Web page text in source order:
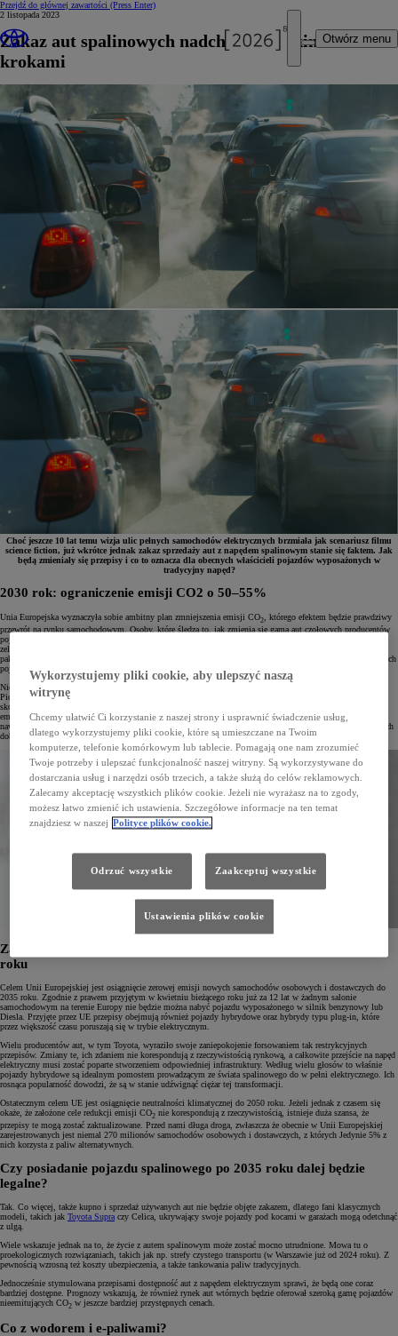
Przejdź do głównej zawartości (Press Enter)
Otwórz menu
2 listopada 2023
Zakaz aut spalinowych nadchodzi wielkimi
krokami
Choć jeszcze 10 lat temu wizja ulic pełnych samochodów elektrycznych brzmiała jak scenariusz filmu
science fiction, już wkrótce jednak zakaz sprzedaży aut z napędem spalinowym stanie się faktem. Jak
będą zmieniały się przepisy i co to oznacza dla obecnych właścicieli pojazdów wyposażonych w
tradycyjny napęd?
2030 rok: ograniczenie emisji CO2 o 50–55%
Unia Europejska wyznaczyła sobie ambitny plan zmniejszenia emisji CO2
, którego efektem będzie prawdziwy
przewrót na rynku samochodowym. Osoby, które śledzą to, jak zmienia się gama aut czołowych producentów
pojazdów, wiedzą, że świadkami tej rewolucji jesteśmy od dobrych kilku lat. Dziś nikogo już nie dziwi
zelektryfikowana gama pojazdów oferująca elektryczną alternatywę zarówno w segmencie aut miejskich, jak i
pakownych SUV-ów. Hybrydy na dobre opanowały rynek, wyprzedzając pod względem liczby zarejestrowanych
pojazdów auta z napędem benzynowym.
Niektórzy producenci samochodów – jak Toyota – nad czystszymi źródłami napędu pracowali od lat.
Pionierskiesamochody hybrydowe
skorygować swoje strategie wraz z przyjęciem unijnych planów zakładających zmniejszenie do 2030 roku
emisji samochodów osobowych o 55%, a dostawczych – o 50%. Choć rzeczywistość potrafi weryfikować
nawet najbardziej przemyślane strategie, dziś jedno jest pewne – po przeszło 120 latach epoka aut spalinowych
dobiega końca.
Zakaz sprzedaży nowych samochodów spalinowych już od 2035
roku
Celem Unii Europejskiej jest osiągnięcie zerowej emisji nowych samochodów osobowych i dostawczych do
2035 roku. Zgodnie z prawem przyjętym w kwietniu bieżącego roku już za 12 lat w żadnym salonie
samochodowym na terenie Europy nie będzie można nabyć pojazdu wyposażonego w silnik benzynowy lub
Diesla. Przyjęte przez UE przepisy obejmują również pojazdy hybrydowe oraz hybrydy typu plug-in, które
przez większość czasu poruszają się w trybie elektrycznym.
Wielu producentów aut, w tym Toyota, wyraziło swoje zaniepokojenie forsowaniem tak restrykcyjnych
przepisów. Zmiany te, ich zdaniem nie korespondują z rzeczywistością rynkową, a całkowite przejście na napęd
elektryczny musi zostać poparte stworzeniem odpowiedniej infrastruktury. Według wielu głosów to właśnie
pojazdy hybrydowe są idealnym pomostem prowadzącym ze świata spalinowego do w pełni elektrycznego. Ich
rosnąca popularność dowodzi, że są w stanie udźwignąć ciężar tej transformacji.
Ostatecznym celem UE jest osiągnięcie neutralności klimatycznej do 2050 roku. Jeżeli jednak z czasem się
okaże, że założone cele redukcji emisji CO2 nie korespondują z rzeczywistością, istnieje duża szansa, że
przepisy te mogą zostać zaktualizowane. Przed nami długa droga, zwłaszcza że obecnie w Unii Europejskiej
zarejestrowanych jest niemal 270 milionów samochodów osobowych i dostawczych, z których Jedynie 5% z
nich korzysta z paliw alternatywnych.
Czy posiadanie pojazdu spalinowego po 2035 roku dalej będzie
legalne?
Tak. Co więcej, także kupno i sprzedaż używanych aut nie będzie objęte zakazem, dlatego fani klasycznych
modeli, takich jak Toyota Supra czy Celica, ukrywający swoje pojazdy pod kocami w garażach mogą odetchnąć
z ulgą.
Wiele wskazuje jednak na to, że życie z autem spalinowym może zostać mocno utrudnione. Mowa tu o
proekologicznych rozwiązaniach, takich jak np. strefy czystego transportu (w Warszawie już od 2024 roku). Z
pewnością wzrosną też koszty ubezpieczenia, a także tankowania paliw tradycyjnych.
Jednocześnie stymulowana przepisami dostępność aut z napędem elektrycznym sprawi, że będą one coraz
bardziej dostępne. Prognozy wskazują, że również rynek aut wtórnych będzie oferował szeroką gamę pojazdów
nieemitujących CO2 w jeszcze bardziej przystępnych cenach.
Co z wodorem i e-paliwami?
Wykorzystujemy pliki cookie, aby ulepszyć naszą
witrynę
Chcemy ułatwić Ci korzystanie z naszej strony i usprawnić świadczenie usług,
dlatego wykorzystujemy pliki cookie, które są umieszczane na Twoim
komputerze, telefonie komórkowym lub tablecie. Pomagają one nam zrozumieć
Twoje potrzeby i ulepszać funkcjonalność naszej witryny. Są wykorzystywane do
dostarczania usług i narzędzi osób trzecich, a także służą do celów reklamowych.
Zalecamy akceptację wszystkich plików cookie. Jeżeli nie wyrażasz na to zgody,
możesz łatwo zmienić ich ustawienia. Szczegółowe informacje na ten temat
znajdziesz w naszej Polityce plików cookie.
Odrzuć wszystkie Zaakceptuj wszystkie
Ustawienia plików cookie